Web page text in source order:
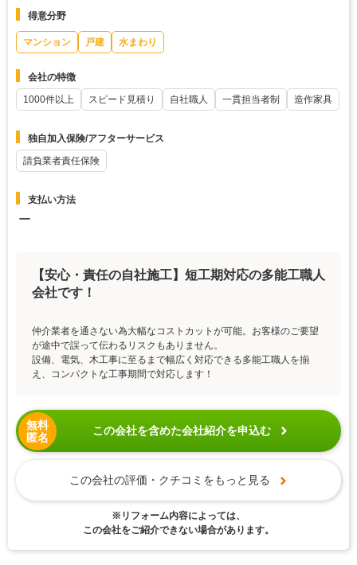
得意分野
マンション 戸建 水まわり
会社の特徴
1000件以上
スピード見積り 自社職人 一貫担当者制 造作家具
独自加入保険/アフターサービス
請負業者責任保険
支払い方法
ー
【安心・責任の自社施工】短工期対応の多能工職人
会社です！
仲介業者を通さない為大幅なコストカットが可能。お客様のご要望
が途中で誤って伝わるリスクもありません。
設備、電気、木工事に至るまで幅広く対応できる多能工職人を揃
え、コンパクトな工事期間で対応します！
無料
匿名
この会社を含めた会社紹介を申込む
この会社の評価・クチコミをもっと見る
※リフォーム内容によっては、
この会社をご紹介できない場合があります。